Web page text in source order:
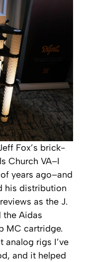
Fox’s brick-
Church VA–I
years ago–and
his distribution
as the J.
the Aidas
MC cartridge.
analog rigs I’ve
and it helped